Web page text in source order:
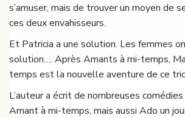
s’amuser, mais de trouver un moyen de
ces deux envahisseurs.
Et Patricia a une solution. Les femmes
solution…. Après Amants à mi-temps,
temps est la nouvelle aventure de ce
L’auteur a écrit de nombreuses
Amant à mi-temps, mais aussi Ado un